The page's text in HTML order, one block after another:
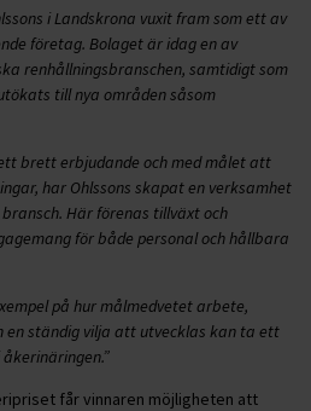
i Landskrona vuxit fram som ett av
företag. Bolaget är idag en av
renhållningsbranschen, samtidigt som
till nya områden såsom
brett erbjudande och med målet att
har Ohlssons skapat en verksamhet
Här förenas tillväxt och
för både personal och hållbara
på hur målmedvetet arbete,
en ständig vilja att utvecklas kan ta ett
får vinnaren möjligheten att